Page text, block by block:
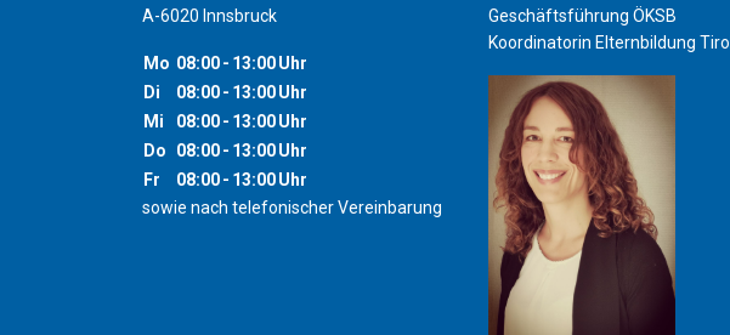
A-6020 Innsbruck
Mo 08:00- 13:00Uhr
Di
08:00- 13:00Uhr
Mi
08:00- 13:00Uhr
Do
08:00- 13:00Uhr
Fr
08:00- 13:00Uhr
sowie nach telefonischer Vereinbarung
Geschäftsführung ÖKSB
Koordinatorin Elternbildung Tirol